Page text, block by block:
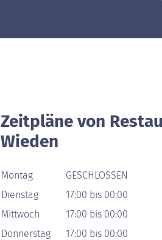
Zeitpläne von
Wieden
Montag
GESCHLOSSEN
Dienstag
17:00 bis 00:00
Mittwoch
17:00 bis 00:00
Donnerstag
17:00 bis 00:00